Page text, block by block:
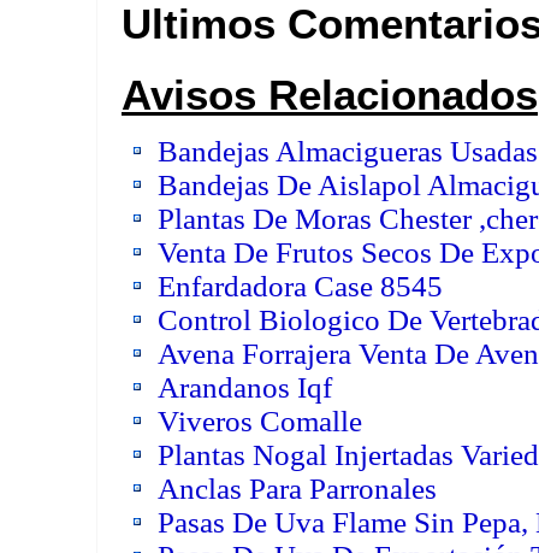
Ultimos
Avisos Relacionados
Bandejas Almacigueras Usadas
Bandejas De Aislapol
Plantas De Moras Chester
Venta De Frutos Secos De
Enfardadora Case 8545
Control Biologico De
Avena Forrajera Venta De
Arandanos Iqf
Viveros Comalle
Plantas Nogal Injertadas
Anclas Para Parronales
Pasas De Uva Flame Sin